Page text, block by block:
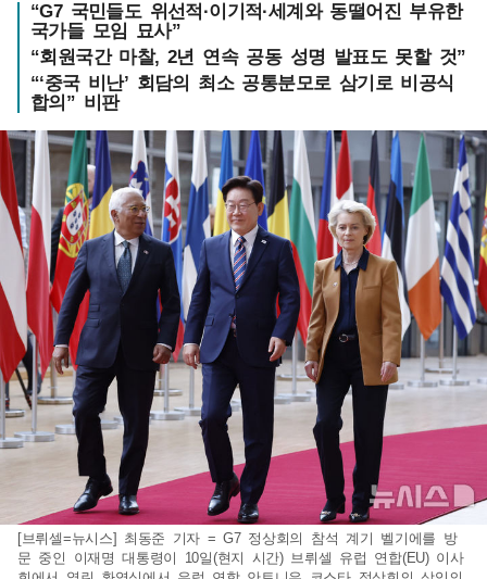
“G7 국민들도 위선적·이기적·세계와 동떨어진 부유한
국가들 모임 묘사”
“회원국간 마찰, 2년 연속 공동 성명 발표도 못할 것”
“‘중국 비난’ 회담의 최소 공통분모로 삼기로 비공식
합의” 비판
[브뤼셀=뉴시스] 최동준 기자 = G7 정상회의 참석 계기 벨기에를 방
문 중인 이재명 대통령이 10일(현지 시간) 브뤼셀 유럽 연합(EU) 이사